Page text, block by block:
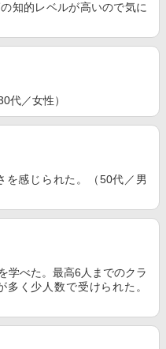
知的レベルが高いので気に
代／女性）
を感じられた。（50代／男
学べた。最高6人までのクラ
く少人数で受けられた。